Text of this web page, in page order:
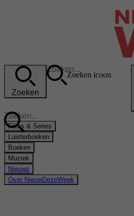
Zoeken
Zoeken icoon
Films & Series
Luisterboeken
Boeken
Muziek
Nieuws
Over NieuwDezeWeek